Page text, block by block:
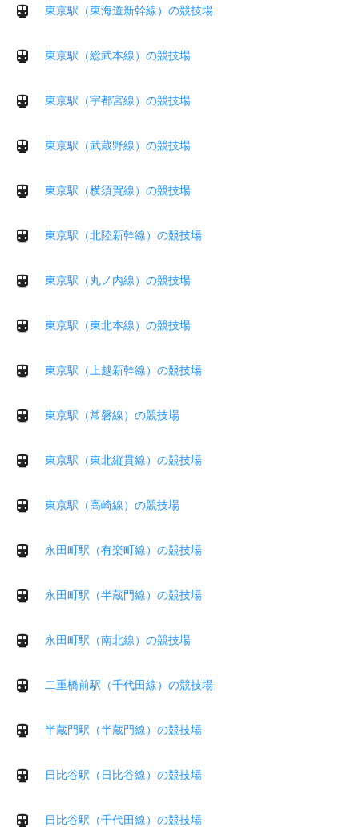
東京駅（東海道新幹線）の競技場
東京駅（総武本線）の競技場
東京駅（宇都宮線）の競技場
東京駅（武蔵野線）の競技場
東京駅（横須賀線）の競技場
東京駅（北陸新幹線）の競技場
東京駅（丸ノ内線）の競技場
東京駅（東北本線）の競技場
東京駅（上越新幹線）の競技場
東京駅（常磐線）の競技場
東京駅（東北縦貫線）の競技場
東京駅（高崎線）の競技場
永田町駅（有楽町線）の競技場
永田町駅（半蔵門線）の競技場
永田町駅（南北線）の競技場
二重橋前駅（千代田線）の競技場
半蔵門駅（半蔵門線）の競技場
日比谷駅（日比谷線）の競技場
日比谷駅（千代田線）の競技場